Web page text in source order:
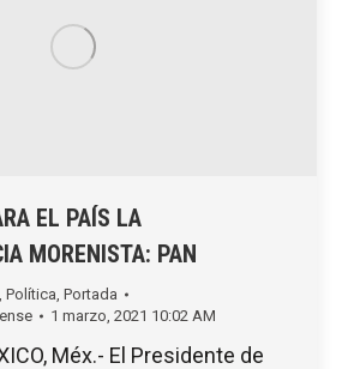
EL PAÍS LA
MORENISTA: PAN
Política Portada
1 marzo, 2021 10:02 AM
Méx.- El Presidente de